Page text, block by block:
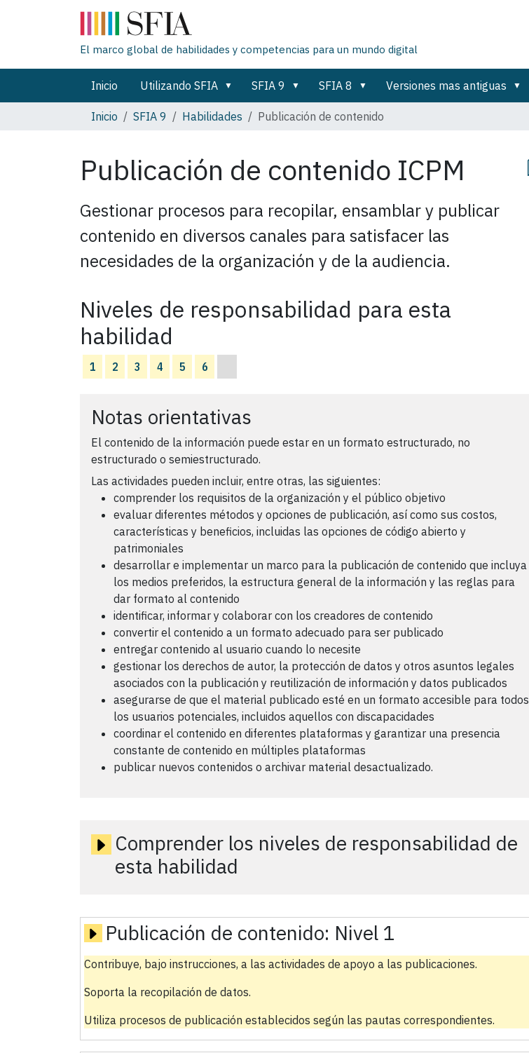
El marco global de habilidades y competencias para un mundo digital
Inicio Utilizando SFIA SFIA 9 SFIA 8 Versiones mas antiguas
Inicio
SFIA 9 Habilidades Publicación de contenido
Publicación de contenido ICPM
Gestionar procesos para recopilar, ensamblar y publicar
contenido en diversos canales para satisfacer las
necesidades de la organización y de la audiencia.
Niveles de responsabilidad para esta
habilidad
1 2 3 4 5 6
Notas orientativas
El contenido de la información puede estar en un formato estructurado, no
estructurado o semiestructurado.
Las actividades pueden incluir, entre otras, las siguientes:
comprender los requisitos de la organización y el público objetivo
evaluar diferentes métodos y opciones de publicación, así como sus costos,
características y beneficios, incluidas las opciones de código abierto y
patrimoniales
desarrollar e implementar un marco para la publicación de contenido que incluya
los medios preferidos, la estructura general de la información y las reglas para
dar formato al contenido
identificar, informar y colaborar con los creadores de contenido
convertir el contenido a un formato adecuado para ser publicado
entregar contenido al usuario cuando lo necesite
gestionar los derechos de autor, la protección de datos y otros asuntos legales
asociados con la publicación y reutilización de información y datos publicados
asegurarse de que el material publicado esté en un formato accesible para todos
los usuarios potenciales, incluidos aquellos con discapacidades
coordinar el contenido en diferentes plataformas y garantizar una presencia
constante de contenido en múltiples plataformas
publicar nuevos contenidos o archivar material desactualizado.
Comprender los niveles de responsabilidad de
esta habilidad
Publicación de contenido: Nivel 1
Contribuye, bajo instrucciones, a las actividades de apoyo a las publicaciones.
Soporta la recopilación de datos.
Utiliza procesos de publicación establecidos según las pautas correspondientes.